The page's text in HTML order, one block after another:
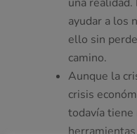
ayudar a los
ello sin
camino.
Aunque la
crisis
todavía tiene